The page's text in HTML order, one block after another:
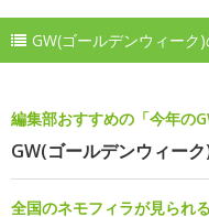
GW(ゴールデンウィーク
編集部おすすめの「今年の
GW(ゴールデンウィー
全国のネモフィラが見られ